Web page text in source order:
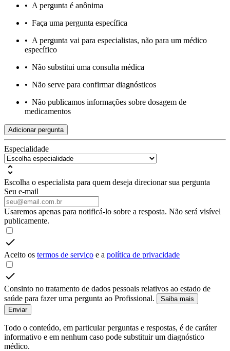
• A pergunta é anônima
• Faça uma pergunta específica
• A pergunta vai para especialistas, não para um médico
específico
• Não substitui uma consulta médica
• Não serve para confirmar diagnósticos
• Não publicamos informações sobre dosagem de
medicamentos
Adicionar pergunta
Especialidade
Escolha o especialista para quem deseja direcionar sua pergunta
Seu e-mail
Usaremos apenas para notificá-lo sobre a resposta. Não será visível
publicamente.
Aceito os termos de serviço e a política de privacidade
Consinto no tratamento de dados pessoais relativos ao estado de
saúde para fazer uma pergunta ao Profissional.
Saiba mais
Enviar
Todo o conteúdo, em particular perguntas e respostas, é de caráter
informativo e em nenhum caso pode substituir um diagnóstico
médico.